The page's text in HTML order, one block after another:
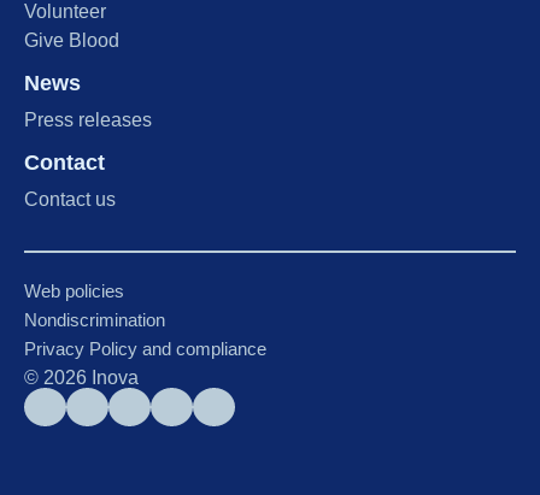
Volunteer
Give Blood
News
Press releases
Contact
Contact us
Web policies
Nondiscrimination
Privacy Policy and compliance
© 2026 Inova